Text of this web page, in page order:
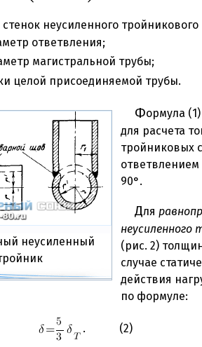
неусиленного тройникового
ответвления;
магистральной трубы;
целой присоединяемой трубы.
неусиленный
Формула (1) применяется
для расчета
тройниковых
ответвлением
90°.
Для
неусиленного
(рис. 2)
случае
действия
по формуле:
. (2)